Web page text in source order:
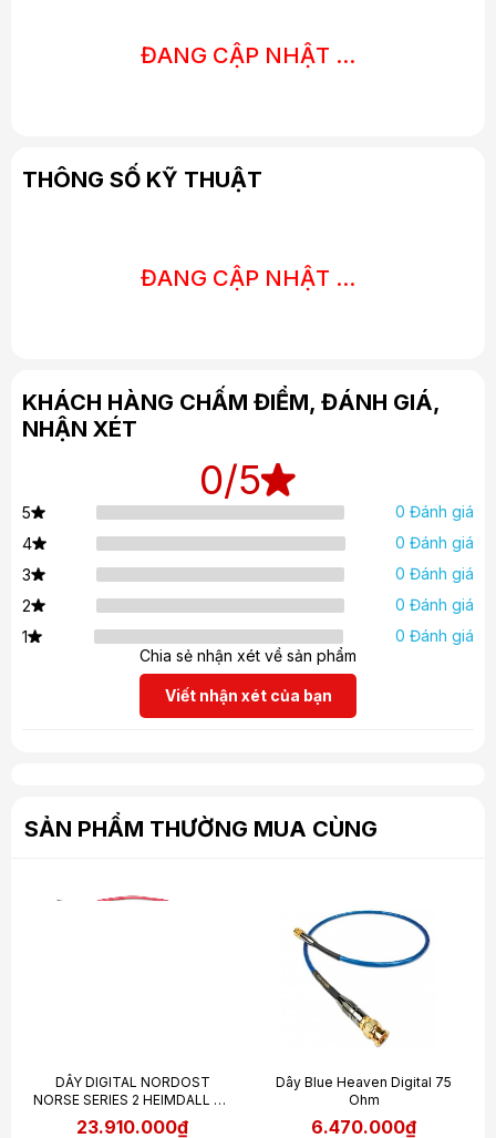
ĐANG CẬP NHẬT ...
THÔNG SỐ KỸ THUẬT
ĐANG CẬP NHẬT ...
KHÁCH HÀNG CHẤM ĐIỂM, ĐÁNH GIÁ,
NHẬN XÉT
0/5
5
0 Đánh giá
4
0 Đánh giá
3
0 Đánh giá
2
0 Đánh giá
1
0 Đánh giá
Chia sẻ nhận xét về sản phẩm
Viết nhận xét của bạn
SẢN PHẨM THƯỜNG MUA CÙNG
DÂY DIGITAL NORDOST
NORSE SERIES 2 HEIMDALL 2 -
75 OHM
23.910.000₫
Dây Blue Heaven Digital 75
Ohm
6.470.000₫